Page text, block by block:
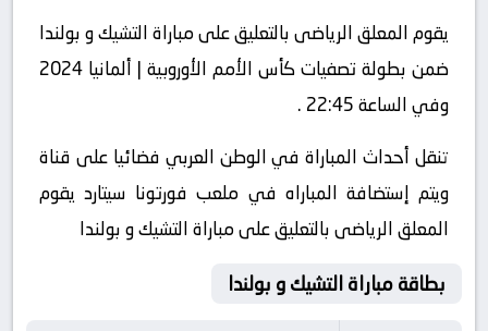
يقوم المعلق الرياضى بالتعليق على مباراة التشيك و بولندا
ضمن بطولة تصفيات كأس الأمم الأوروبية | ألمانيا 2024
وفي الساعة 22:45 .
تنقل أحداث المباراة في الوطن العربي فضائيا على قناة
ويتم إستضافة المباراه في ملعب فورتونا سيتارد يقوم
المعلق الرياضى بالتعليق على مباراة التشيك و بولندا
بطاقة مباراة التشيك و بولندا